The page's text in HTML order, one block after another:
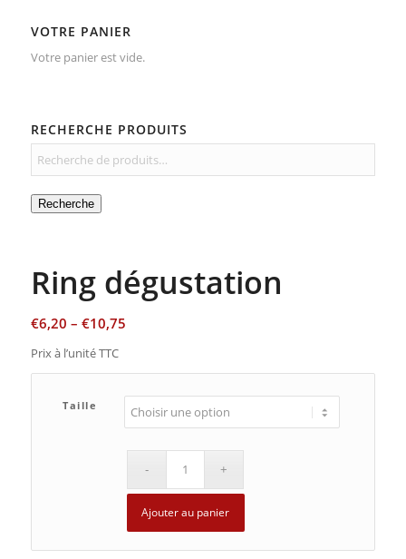
VOTRE PANIER
Votre panier est vide.
RECHERCHE PRODUITS
Recherche
Ring dégustation
€6,20 – €10,75
Prix à l’unité TTC
Taille
Ajouter au panier